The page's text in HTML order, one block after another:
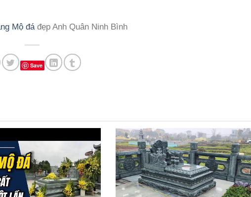
Mộ đá đẹp Anh Quân Ninh Bình
Save